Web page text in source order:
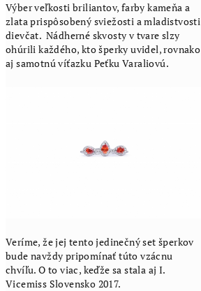
Výber veľkosti briliantov, farby kameňa a
zlata prispôsobený sviežosti a mladistvosti
dievčat. Nádherné skvosty v tvare slzy
ohúrili každého, kto šperky uvidel, rovnako
aj samotnú víťazku Peťku Varaliovú.
Veríme, že jej tento jedinečný set šperkov
bude navždy pripomínať túto vzácnu
chvíľu. O to viac, keďže sa stala aj I.
Vicemiss Slovensko 2017.